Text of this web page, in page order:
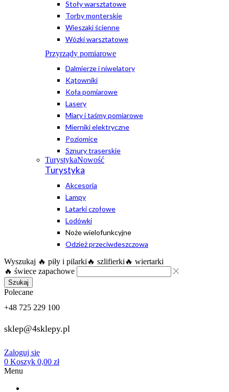
Stoły warsztatowe
Torby monterskie
Wieszaki ścienne
Wózki warsztatowe
Przyrządy pomiarowe
Dalmierze i niwelatory
Kątowniki
Koła pomiarowe
Lasery
Miary i taśmy pomiarowe
Mierniki elektryczne
Poziomice
Sznury traserskie
TurystykaNowość
Turystyka
Akcesoria
Lampy
Latarki czołowe
Lodówki
Noże wielofunkcyjne
Odzież przeciwdeszczowa
Wyszukaj 🔥 piły i pilarki 🔥 szlifierki 🔥 wiertarki
🔥 świece zapachowe
Szukaj
Polecane
+48 725 229 100
sklep@4sklepy.pl
Zaloguj się
0 Koszyk 0,00 zł
Menu